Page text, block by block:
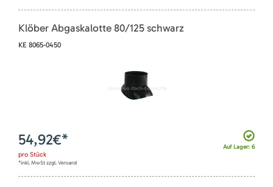
Klöber Abgaskalotte 80/125 schwarz
KE 8065-0450
Auf Lager: 6
54,92€*
pro Stück
*inkl. MwSt zzgl. Versand